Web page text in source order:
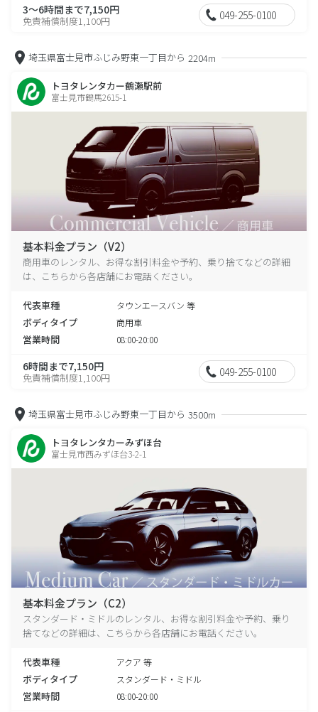
3～6時間まで7,150円
免責補償制度1,100円 049-255-0100
埼玉県富士見市ふじみ野東一丁目から 2204m
トヨタレンタカー鶴瀬駅前
富士見市鶴馬2615-1
基本料金プラン（V2）
商用車のレンタル、お得な割引料金や予約、乗り捨てなどの詳細
は、こちらから各店舗にお電話ください。
代表車種 タウンエースバン 等
ボディタイプ 商用車
営業時間 08:00-20:00
6時間まで7,150円
免責補償制度1,100円 049-255-0100
埼玉県富士見市ふじみ野東一丁目から 3500m
トヨタレンタカーみずほ台
富士見市西みずほ台3-2-1
基本料金プラン（C2）
スタンダード・ミドルのレンタル、お得な割引料金や予約、乗り
捨てなどの詳細は、こちらから各店舗にお電話ください。
代表車種 アクア 等
ボディタイプ スタンダード・ミドル
営業時間 08:00-20:00